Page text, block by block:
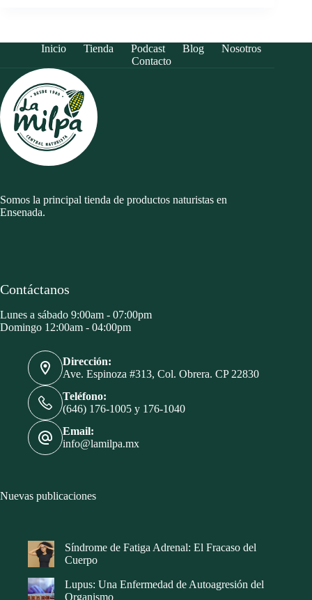
Inicio Tienda Podcast Blog
Nosotros
Contacto
Somos la principal tienda de productos naturistas en
Ensenada.
Contáctanos
Lunes a sábado 9:00am - 07:00pm
Domingo 12:00am - 04:00pm
Dirección:
Ave. Espinoza #313, Col. Obrera. CP 22830
Teléfono:
(646) 176-1005 y 176-1040
Email:
info@lamilpa.mx
Nuevas publicaciones
Síndrome de Fatiga Adrenal: El Fracaso del
Cuerpo
Lupus: Una Enfermedad de Autoagresión del
Organismo